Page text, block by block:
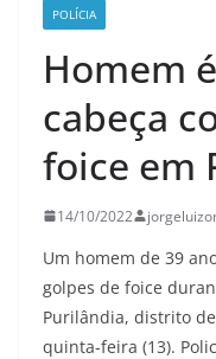
POLÍCIA
Homem
cabeça
foice em
14/10/2022
Um homem de 39
golpes de foice
Purilândia, distrito
quinta-feira (13).